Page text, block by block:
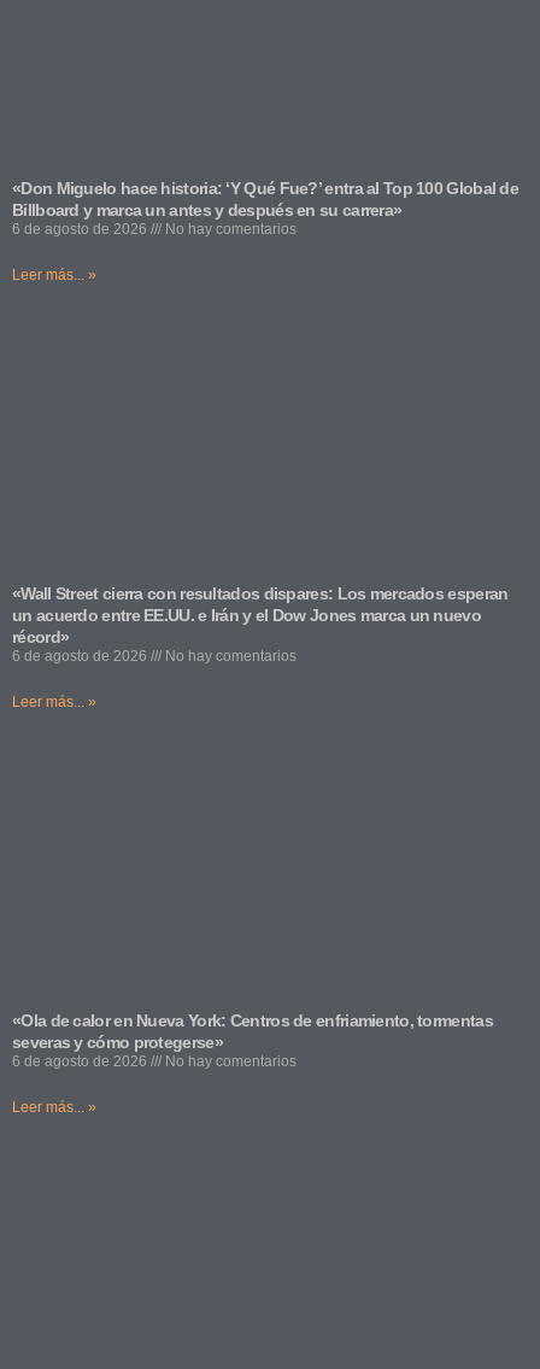
«Don Miguelo hace historia: ‘Y Qué Fue?’ entra al Top 100 Global de
Billboard y marca un antes y después en su carrera»
6 de agosto de 2026 No hay comentarios
Leer más... »
«Wall Street cierra con resultados dispares: Los mercados esperan
un acuerdo entre EE.UU. e Irán y el Dow Jones marca un nuevo
récord»
6 de agosto de 2026 No hay comentarios
Leer más... »
«Ola de calor en Nueva York: Centros de enfriamiento, tormentas
severas y cómo protegerse»
6 de agosto de 2026 No hay comentarios
Leer más... »